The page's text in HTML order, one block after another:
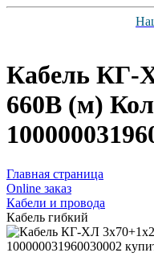
Кабель КГ-
660В (м)
Главная страница
Оnline заказ
Кабели и провода
Кабель гибкий